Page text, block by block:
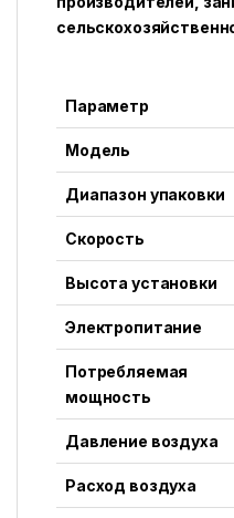
Параметр
Модель
Диапазон упаковки
Скорость
Высота установки
Электропитание
Потребляемая
мощность
Давление воздуха
Расход воздуха